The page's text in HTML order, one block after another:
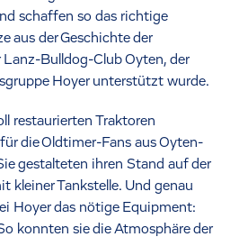
schaffen so das richtige
aus der Geschichte der
Bulldog-Club Oyten, der
Hoyer unterstützt wurde.
restaurierten Traktoren
die Oldtimer-Fans aus Oyten-
gestalteten ihren Stand auf der
kleiner Tankstelle. Und genau
Hoyer das nötige Equipment:
konnten sie die Atmosphäre der